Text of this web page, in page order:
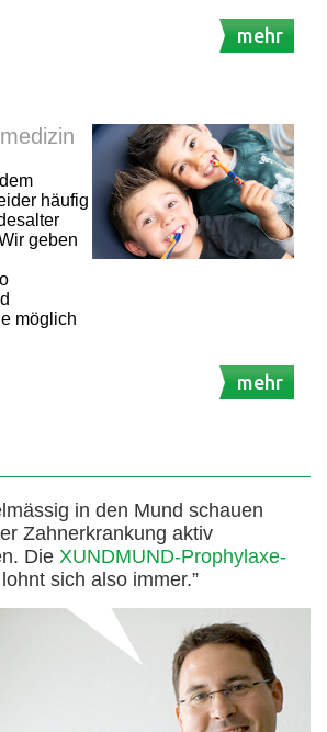
mehr
häufig
geben
möglich
mehr
in den Mund schauen
Zahnerkrankung aktiv
Die XUNDMUND-Prophylaxe-
lohnt sich also immer.”